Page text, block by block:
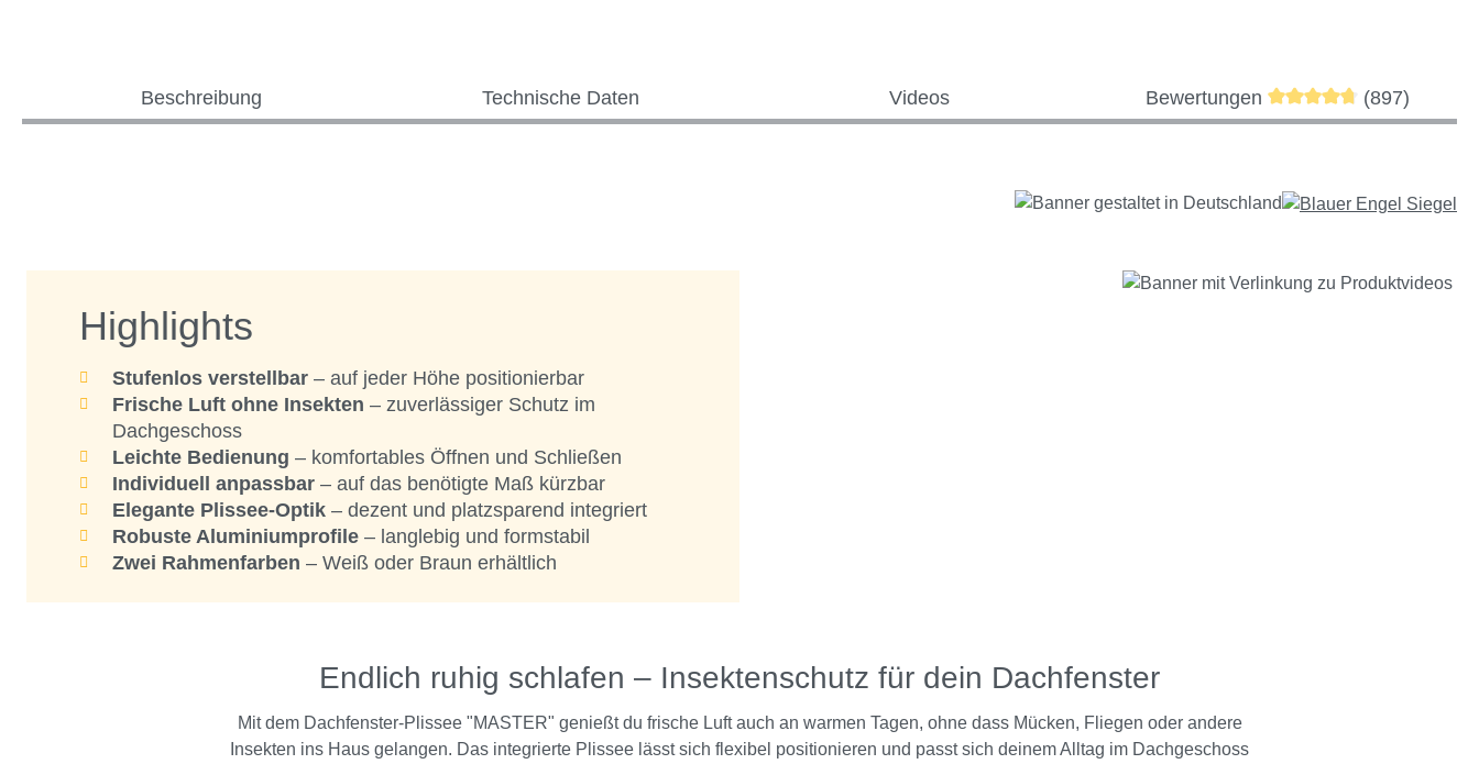
Beschreibung Technische Daten Videos Bewertungen Durchschnittliche
(897)
Highlights
Stufenlos verstellbar – auf jeder Höhe positionierbar
Frische Luft ohne Insekten – zuverlässiger Schutz im
Dachgeschoss
Leichte Bedienung – komfortables Öffnen und Schließen
Individuell anpassbar – auf das benötigte Maß kürzbar
Elegante Plissee-Optik – dezent und platzsparend integriert
Robuste Aluminiumprofile – langlebig und formstabil
Zwei Rahmenfarben – Weiß oder Braun erhältlich
Endlich ruhig schlafen – Insektenschutz für dein Dachfenster
Mit dem Dachfenster-Plissee "MASTER" genießt du frische Luft auch an warmen Tagen, ohne dass Mücken, Fliegen oder andere
Insekten ins Haus gelangen. Das integrierte Plissee lässt sich flexibel positionieren und passt sich deinem Alltag im Dachgeschoss